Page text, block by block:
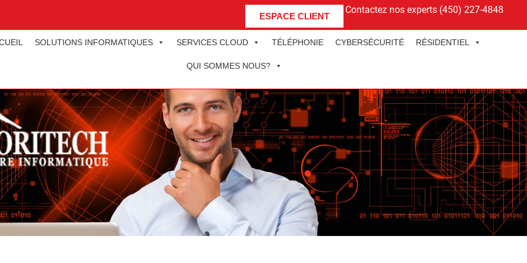
Contactez nos experts (450) 227-4848
ESPACE CLIENT
SOLUTIONS INFORMATIQUES SERVICES CLOUD TÉLÉPHONIE CYBERSÉCURITÉ RÉSIDENTIEL
QUI SOMMES NOUS?